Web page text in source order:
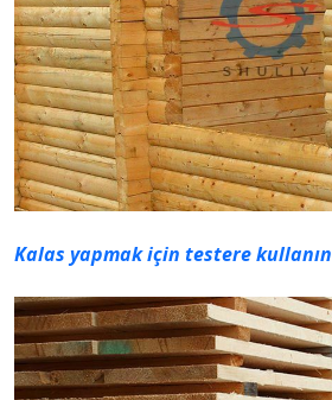
Kalas yapmak için testere kullanın